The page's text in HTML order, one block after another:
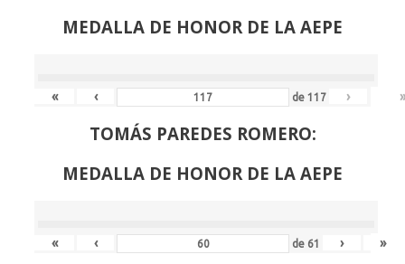
MEDALLA DE HONOR DE LA AEPE
« ‹ de117 ›
TOMÁS PAREDES ROMERO:
MEDALLA DE HONOR DE LA AEPE
« ‹ de 61 › »